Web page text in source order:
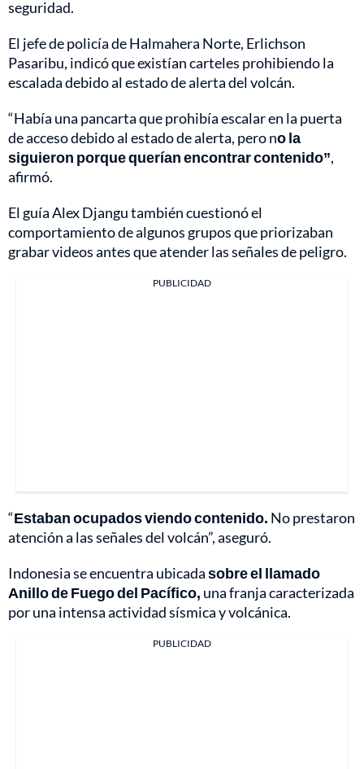
seguridad.
El jefe de policía de Halmahera Norte, Erlichson
Pasaribu, indicó que existían carteles prohibiendo la
escalada debido al estado de alerta del volcán.
“Había una pancarta que prohibía escalar en la puerta
de acceso debido al estado de alerta, pero no la
siguieron porque querían encontrar contenido”,
afirmó.
El guía Alex Djangu también cuestionó el
comportamiento de algunos grupos que priorizaban
grabar videos antes que atender las señales de peligro.
PUBLICIDAD
“Estaban ocupados viendo contenido. No prestaron
atención a las señales del volcán”, aseguró.
Indonesia se encuentra ubicadasobre el llamado
Anillo de Fuego del Pacífico, una franja caracterizada
por una intensa actividad sísmica y volcánica.
PUBLICIDAD